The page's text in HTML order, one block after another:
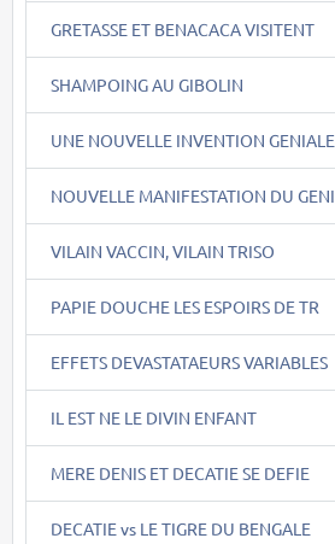
GRETASSE ET BENACACA VISITENT
SHAMPOING AU GIBOLIN
UNE NOUVELLE INVENTION GENIALE
NOUVELLE MANIFESTATION DU GENI
VILAIN VACCIN, VILAIN TRISO
PAPIE DOUCHE LES ESPOIRS DE TR
EFFETS DEVASTATAEURS VARIABLES
IL EST NE LE DIVIN ENFANT
MERE DENIS ET DECATIE SE DEFIE
DECATIE vs LE TIGRE DU BENGALE